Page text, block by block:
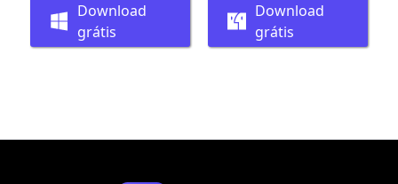
Download
grátis
Download
grátis